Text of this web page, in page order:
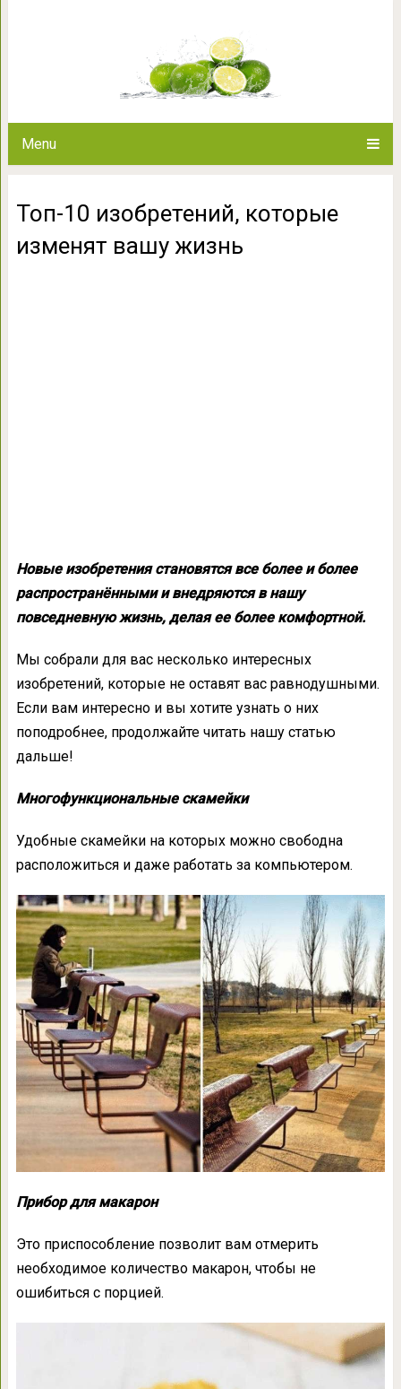
Menu
Топ-10 изобретений, которые
изменят вашу жизнь
Новые изобретения становятся все более и более
распространёнными и внедряются в нашу
повседневную жизнь, делая ее более комфортной.
Мы собрали для вас несколько интересных
изобретений, которые не оставят вас равнодушными.
Если вам интересно и вы хотите узнать о них
поподробнее, продолжайте читать нашу статью
дальше!
Многофункциональные скамейки
Удобные скамейки на которых можно свободна
расположиться и даже работать за компьютером.
Прибор для макарон
Это приспособление позволит вам отмерить
необходимое количество макарон, чтобы не
ошибиться с порцией.